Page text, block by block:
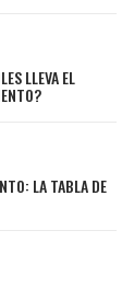
LLEVA EL
LA TABLA DE